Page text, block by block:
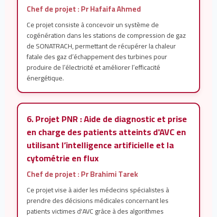
Chef de projet : Pr Hafaifa Ahmed
Ce projet consiste à concevoir un système de
cogénération dans les stations de compression de gaz
de SONATRACH, permettant de récupérer la chaleur
fatale des gaz d’échappement des turbines pour
produire de l’électricité et améliorer l’efficacité
énergétique.
6. Projet PNR : Aide de diagnostic et prise
en charge des patients atteints d'AVC en
utilisant l’intelligence artificielle et la
cytométrie en flux
Chef de projet : Pr Brahimi Tarek
Ce projet vise à aider les médecins spécialistes à
prendre des décisions médicales concernant les
patients victimes d'AVC grâce à des algorithmes